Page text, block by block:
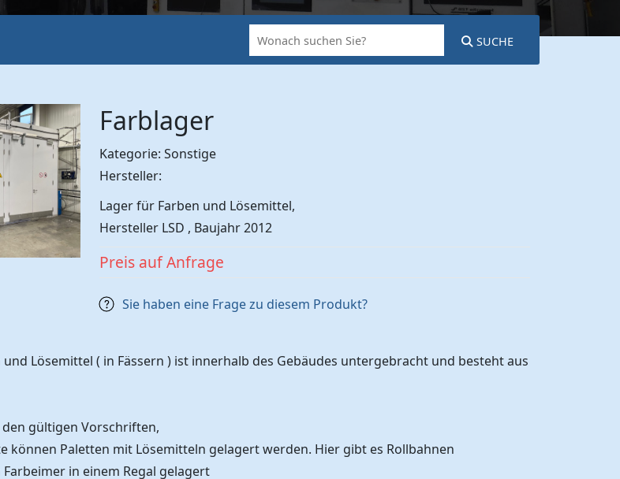
SUCHE
Farblager
Kategorie: Sonstige
Hersteller:
Lager für Farben und Lösemittel,
Hersteller LSD , Baujahr 2012
Preis auf Anfrage
Sie haben eine Frage zu diesem Produkt?
und Lösemittel ( in Fässern ) ist innerhalb des Gebäudes untergebracht und besteht aus
gültigen Vorschriften,
können Paletten mit Lösemitteln gelagert werden. Hier gibt es Rollbahnen
in einem Regal gelagert